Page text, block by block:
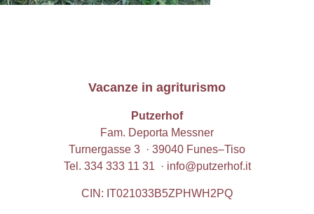
Vacanze in agriturismo
Putzerhof
Fam. Deporta Messner
Turnergasse 3 · 39040 Funes–Tiso
Tel. 334 333 11 31 · info@putzerhof.it
CIN: IT021033B5ZPHWH2PQ